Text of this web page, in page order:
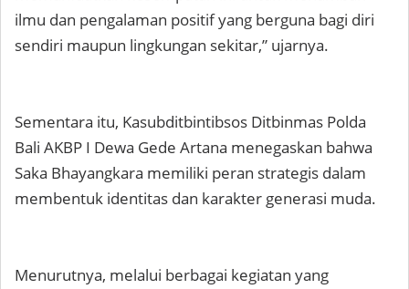
ilmu dan pengalaman positif yang berguna bagi diri
sendiri maupun lingkungan sekitar,” ujarnya.
Sementara itu, Kasubditbintibsos Ditbinmas Polda
Bali AKBP I Dewa Gede Artana menegaskan bahwa
Saka Bhayangkara memiliki peran strategis dalam
membentuk identitas dan karakter generasi muda.
Menurutnya, melalui berbagai kegiatan yang